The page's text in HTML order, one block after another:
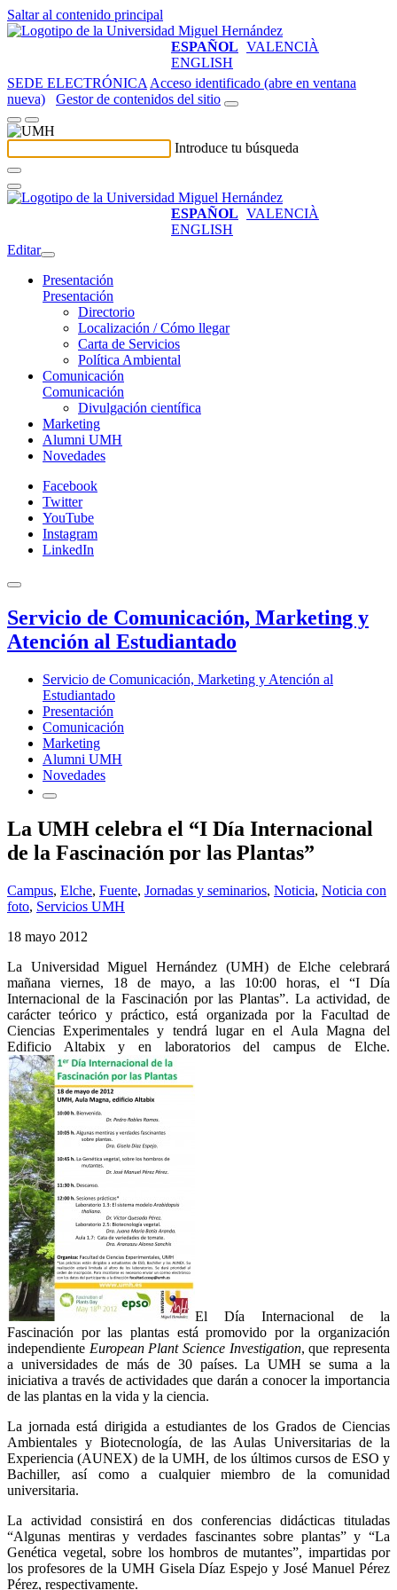
Saltar al contenido principal
ESPAÑOL VALENCIÀ
ENGLISH
SEDE ELECTRÓNICA Acceso identificado (abre en ventana
nueva)
Gestor de contenidos del sitio
Introduce tu búsqueda
ESPAÑOL VALENCIÀ
ENGLISH
Editar
Presentación
Presentación
Directorio
Localización / Cómo llegar
Carta de Servicios
Política Ambiental
Comunicación
Comunicación
Divulgación científica
Marketing
Alumni UMH
Novedades
Facebook
Twitter
YouTube
Instagram
LinkedIn
Servicio de Comunicación, Marketing y
Atención al Estudiantado
Servicio de Comunicación, Marketing y Atención al
Estudiantado
Presentación
Comunicación
Marketing
Alumni UMH
Novedades
La UMH celebra el “I Día Internacional
de la Fascinación por las Plantas”
Campus, Elche, Fuente, Jornadas y seminarios, Noticia, Noticia con
foto, Servicios UMH
18 mayo 2012
La Universidad Miguel Hernández (UMH) de Elche celebrará
mañana viernes, 18 de mayo, a las 10:00 horas, el “I Día
Internacional de la Fascinación por las Plantas”. La actividad, de
carácter teórico y práctico, está organizada por la Facultad de
Ciencias Experimentales y tendrá lugar en el Aula Magna del
Edificio Altabix y en laboratorios del campus de Elche.
El Día Internacional de la
Fascinación por las plantas está promovido por la organización
independiente European Plant Science Investigation, que representa
a universidades de más de 30 países. La UMH se suma a la
iniciativa a través de actividades que darán a conocer la importancia
de las plantas en la vida y la ciencia.
La jornada está dirigida a estudiantes de los Grados de Ciencias
Ambientales y Biotecnología, de las Aulas Universitarias de la
Experiencia (AUNEX) de la UMH, de los últimos cursos de ESO y
Bachiller, así como a cualquier miembro de la comunidad
universitaria.
La actividad consistirá en dos conferencias didácticas tituladas
“Algunas mentiras y verdades fascinantes sobre plantas” y “La
Genética vegetal, sobre los hombros de mutantes”, impartidas por
los profesores de la UMH Gisela Díaz Espejo y José Manuel Pérez
Pérez, respectivamente.